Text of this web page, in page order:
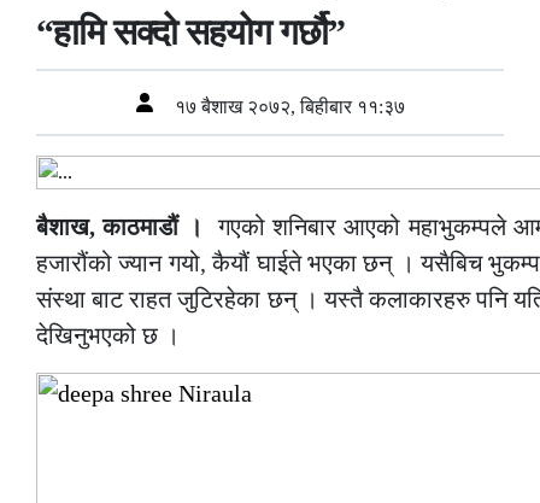
“हामि सक्दो सहयोग गर्छौ”
१७ बैशाख २०७२, बिहीबार ११:३७
बैशाख, काठमाडौं ।गएको शनिबार आएको महाभुकम्पले आम
हजारौंको ज्यान गयो, कैयौं घाईते भएका छन् । यसैबिच भुकम्प
संस्था बाट राहत जुटिरहेका छन् । यस्तै कलाकारहरु पनि
देखिनुभएको छ ।